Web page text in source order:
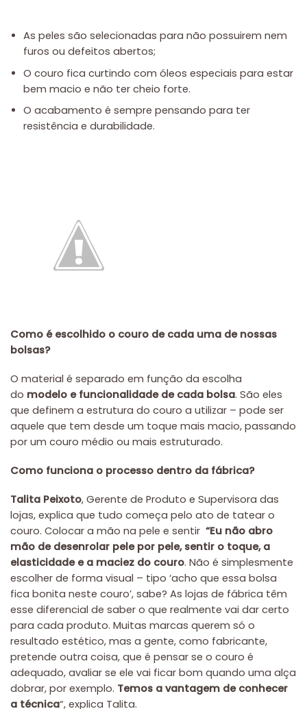
As peles são selecionadas para não possuirem nem
furos ou defeitos abertos;
O couro fica curtindo com óleos especiais para estar
bem macio e não ter cheio forte.
O acabamento é sempre pensando para ter
resistência e durabilidade.
Como é escolhido o couro de cada uma de nossas
bolsas?
O material é separado em função da escolha
do modelo e funcionalidade de cada bolsa. São eles
que definem a estrutura do couro a utilizar – pode ser
aquele que tem desde um toque mais macio, passando
por um couro médio ou mais estruturado.
Como funciona o processo dentro da fábrica?
Talita Peixoto, Gerente de Produto e Supervisora das
lojas, explica que tudo começa pelo ato de tatear o
couro. Colocar a mão na pele e sentir “Eu não abro
mão de desenrolar pele por pele, sentir o toque, a
elasticidade e a maciez do couro. Não é simplesmente
escolher de forma visual – tipo ‘acho que essa bolsa
fica bonita neste couro’, sabe? As lojas de fábrica têm
esse diferencial de saber o que realmente vai dar certo
para cada produto. Muitas marcas querem só o
resultado estético, mas a gente, como fabricante,
pretende outra coisa, que é pensar se o couro é
adequado, avaliar se ele vai ficar bom quando uma alça
dobrar, por exemplo. Temos a vantagem de conhecer
a técnica“, explica Talita.